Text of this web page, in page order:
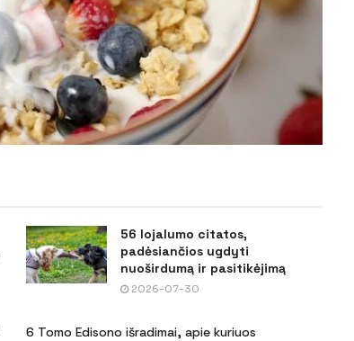
56 lojalumo citatos,
padėsiančios ugdyti
nuoširdumą ir pasitikėjimą
2026-07-30
6 Tomo Edisono išradimai, apie kuriuos